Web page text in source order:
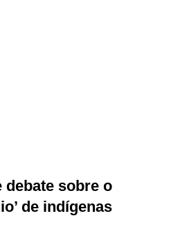
debate sobre o
de indígenas